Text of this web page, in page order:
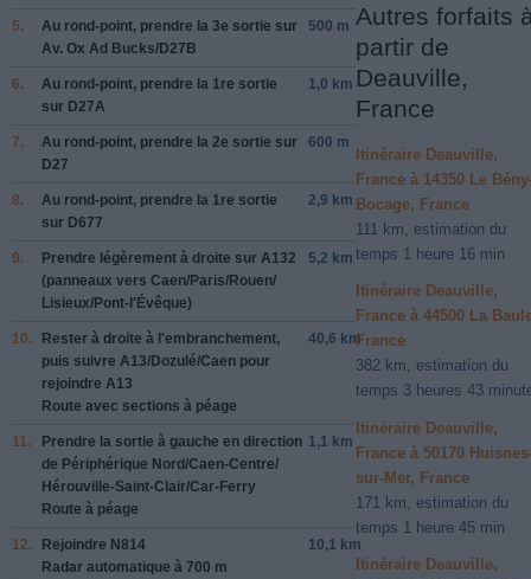
5. Au rond-point, prendre la 3e sortie sur
Av. Ox Ad Bucks/D27B
500 m
6. Au rond-point, prendre la 1re sortie
sur D27A
1,0 km
7. Au rond-point, prendre la 2e sortie sur
D27
600 m
8. Au rond-point, prendre la 1re sortie
sur D677
2,9 km
9. Prendre légèrement à droite sur A132
(panneaux vers Caen/Paris/Rouen/
Lisieux/Pont-l'Évêque)
5,2 km
10.
Rester à droite à l'embranchement,
puis suivre A13/Dozulé/Caen pour
rejoindre A13
Route avec sections à péage
40,6 km
11.
Prendre la sortie à gauche en direction
de Périphérique Nord/Caen-Centre/
Hérouville-Saint-Clair/Car-Ferry
Route à péage
1,1 km
12. Rejoindre N814
Radar automatique à 700 m
10,1 km
Autres forfaits
partir de
Deauville,
France
Itinéraire Deauville,
France à 14350 Le
Bocage, France
111 km, estimation du
temps 1 heure 16 min
Itinéraire Deauville,
France à 44500 La
France
382 km, estimation du
temps 3 heures 43
Itinéraire Deauville,
France à 50170
sur-Mer, France
171 km, estimation du
temps 1 heure 45 min
Itinéraire Deauville,